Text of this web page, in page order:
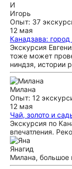
И
Игорь
Опыт: 37
12 мая
Канадзава:
Экскурсия
тоже может
ниндзя, истории
Милана
Опыт: 12
12 мая
Чай, золото и
Экскурсия по
впечатления.
Янагид
Милана, большое